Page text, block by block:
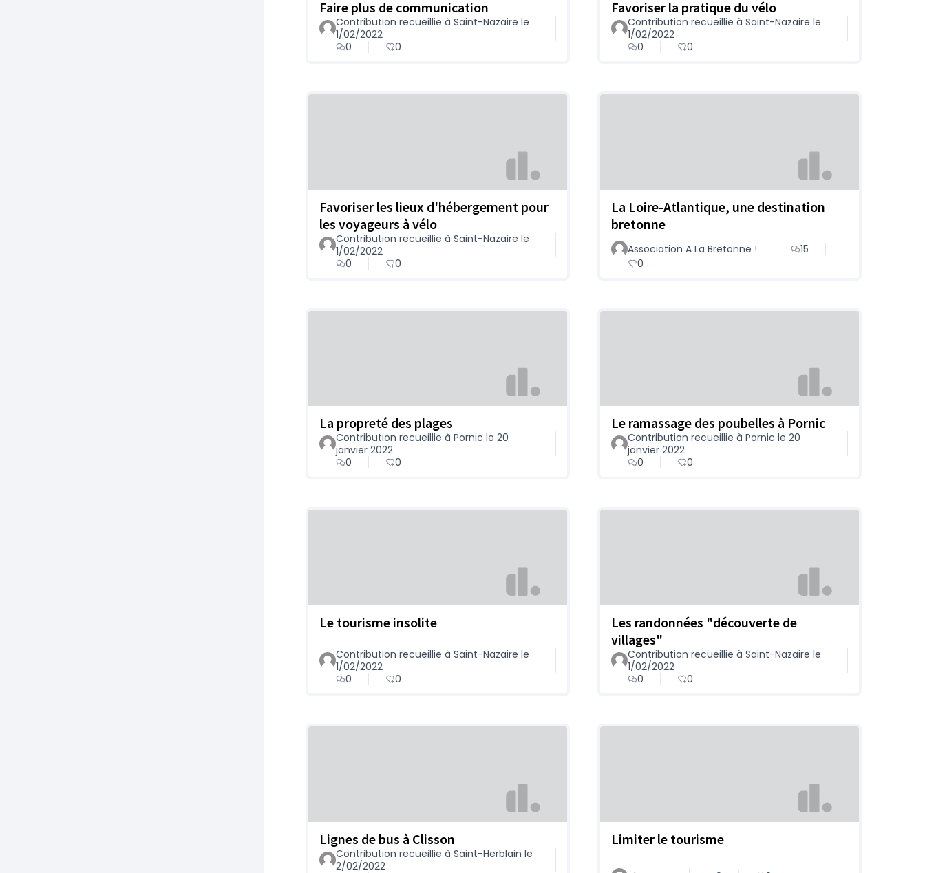
Faire plus de communication
Contribution recueillie à Saint-Nazaire le
1/02/2022
0
0
Favoriser la pratique du vélo
Contribution recueillie à Saint-Nazaire le
1/02/2022
0
0
Favoriser les lieux d'hébergement pour
les voyageurs à vélo
Contribution recueillie à Saint-Nazaire le
1/02/2022
0
0
La Loire-Atlantique, une destination
bretonne
Association A La Bretonne !
15
0
La propreté des plages
Contribution recueillie à Pornic le 20
janvier 2022
0
0
Le ramassage des poubelles à Pornic
Contribution recueillie à Pornic le 20
janvier 2022
0
0
Le tourisme insolite
Contribution recueillie à Saint-Nazaire le
1/02/2022
0
0
Les randonnées "découverte de
villages"
Contribution recueillie à Saint-Nazaire le
1/02/2022
0
0
Lignes de bus à Clisson
Contribution recueillie à Saint-Herblain le
2/02/2022
Limiter le tourisme